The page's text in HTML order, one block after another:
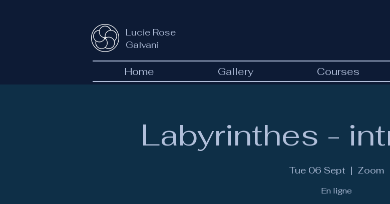
Lucie Rose
Galvani
Home Gallery Courses
Labyrinthes -
Tue 06 Sept
  |
Zoom
En ligne